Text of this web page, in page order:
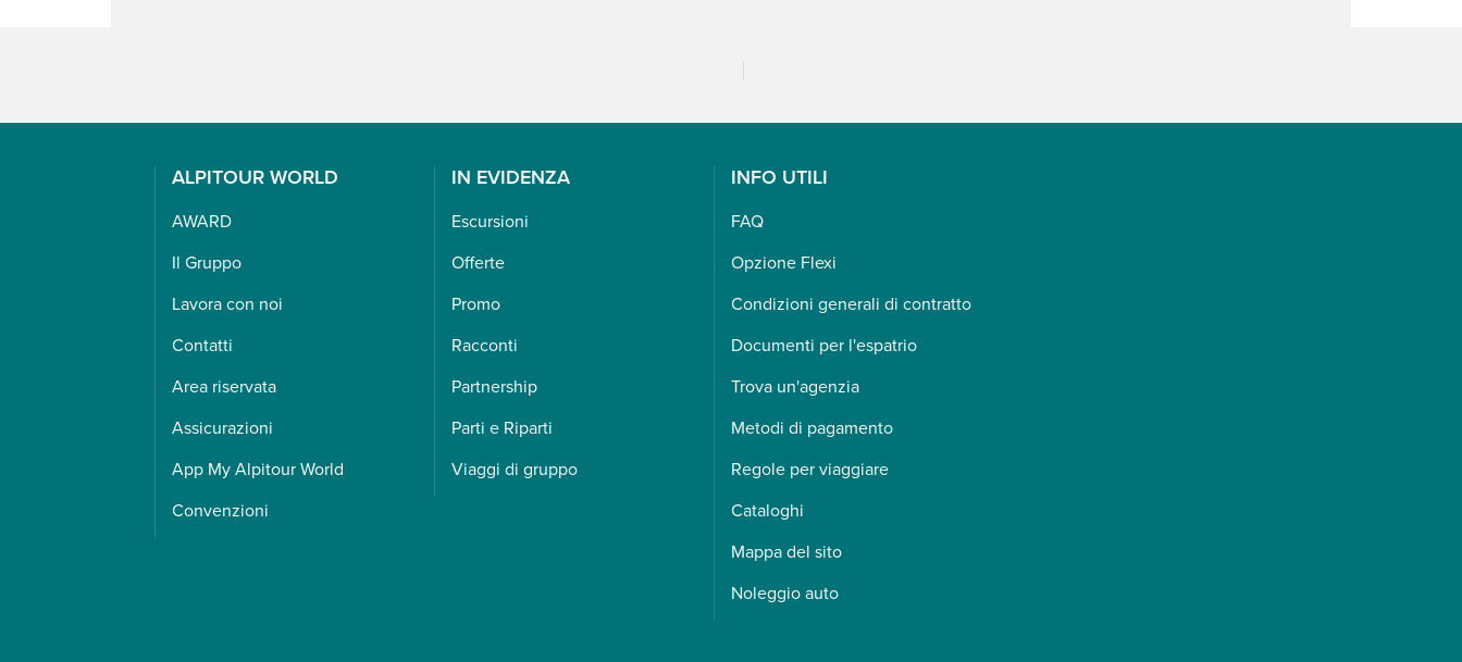
ALPITOUR WORLD
AWARD
Il Gruppo
Lavora con noi
Contatti
Area riservata
Assicurazioni
App My Alpitour World
Convenzioni
IN EVIDENZA
Escursioni
Offerte
Promo
Racconti
Partnership
Parti e Riparti
Viaggi di gruppo
INFO UTILI
FAQ
Opzione Flexi
Condizioni generali di contratto
Documenti per l'espatrio
Trova un'agenzia
Metodi di pagamento
Regole per viaggiare
Cataloghi
Mappa del sito
Noleggio auto